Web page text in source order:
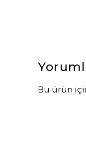
Bu ürün